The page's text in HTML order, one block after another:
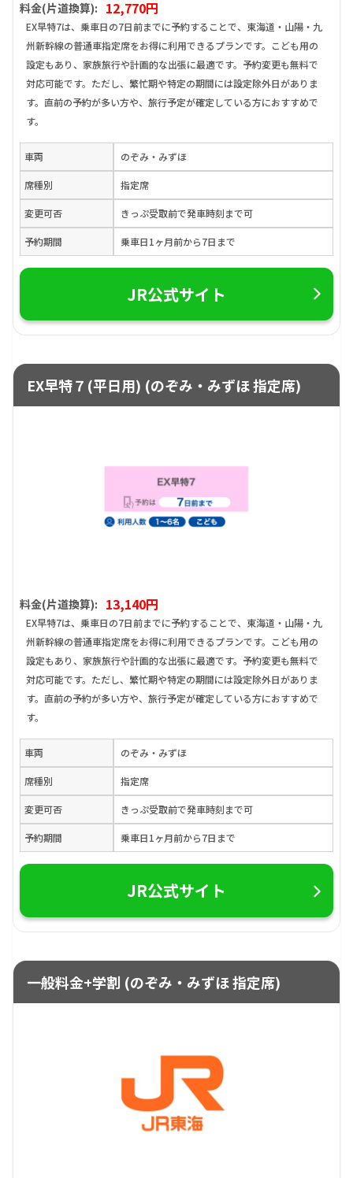
料金(片道換算): 12,770円
EX早特7は、乗車日の7日前までに予約することで、東海道・山陽・九
州新幹線の普通車指定席をお得に利用できるプランです。こども用の
設定もあり、家族旅行や計画的な出張に最適です。予約変更も無料で
対応可能です。ただし、繁忙期や特定の期間には設定除外日がありま
す。直前の予約が多い方や、旅行予定が確定している方におすすめで
す。
車両 のぞみ・みずほ
席種別 指定席
変更可否 きっぷ受取前で発車時刻まで可
予約期間 乗車日1ヶ月前から7日まで
JR公式サイト
EX早特７(平日用) (のぞみ・みずほ 指定席)
料金(片道換算): 13,140円
EX早特7は、乗車日の7日前までに予約することで、東海道・山陽・九
州新幹線の普通車指定席をお得に利用できるプランです。こども用の
設定もあり、家族旅行や計画的な出張に最適です。予約変更も無料で
対応可能です。ただし、繁忙期や特定の期間には設定除外日がありま
す。直前の予約が多い方や、旅行予定が確定している方におすすめで
す。
車両 のぞみ・みずほ
席種別 指定席
変更可否 きっぷ受取前で発車時刻まで可
予約期間 乗車日1ヶ月前から7日まで
JR公式サイト
一般料金+学割 (のぞみ・みずほ 指定席)